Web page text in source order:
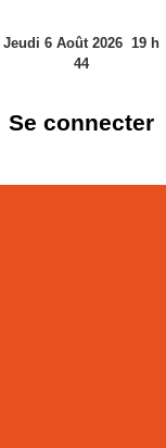
Jeudi 6 Août 2026 19h
44
Se connecter